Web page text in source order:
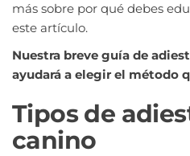
más sobre por qué debes
este artículo.
Nuestra breve guía de
ayudará a elegir el método
Tipos de
canino